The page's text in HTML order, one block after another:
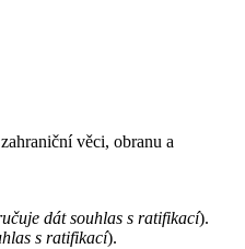
věci, obranu a
dát souhlas s ratifikací).
s ratifikací).